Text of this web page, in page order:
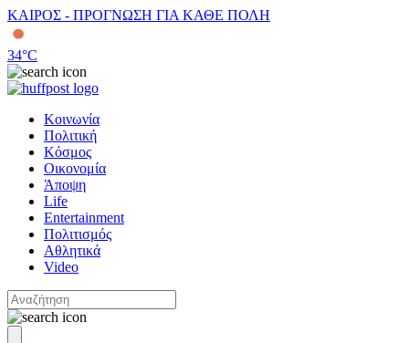
ΚΑΙΡΟΣ - ΠΡΟΓΝΩΣΗ ΓΙΑ ΚΑΘΕ ΠΟΛΗ
34°C
Κοινωνία
Πολιτική
Κόσμος
Οικονομία
Άποψη
Life
Entertainment
Πολιτισμός
Αθλητικά
Video